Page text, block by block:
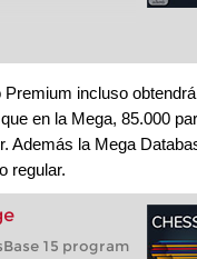
incluso
en la Mega, 85.000
Además la Mega
regular.
15 program